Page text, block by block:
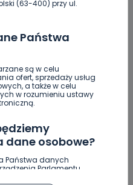
(63-400) przy ul.
Państwa
są w celu
ofert, sprzedaży usług
a także w celu
w rozumieniu ustawy
dane osobowe?
Państwa danych
Parlamentu
czeka na
składania
kaliski urzędnik
umowę na
parku
Krótka ucieczka przed